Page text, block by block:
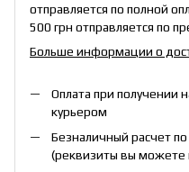
отправляется по полной
500 грн отправляется по
Больше информации о
Оплата при получении
курьером
Безналичный расчет
(реквизиты вы можете